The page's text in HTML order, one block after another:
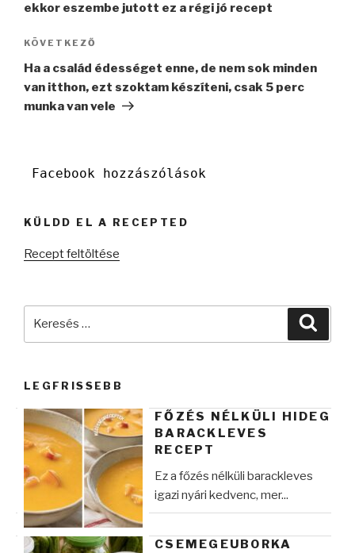
ekkor eszembe jutott ez a régi jó recept
Következő
bejegyzés
KÖVETKEZŐ
Ha a család édességet enne, de nem sok minden
van itthon, ezt szoktam készíteni, csak 5 perc
munka van vele
Facebook hozzászólások
KÜLDD EL A RECEPTED
Recept feltöltése
LEGFRISSEBB
FŐZÉS NÉLKÜLI HIDEG
BARACKLEVES
RECEPT
Ez a főzés nélküli barackleves
igazi nyári kedvenc, mer...
CSEMEGEUBORKA